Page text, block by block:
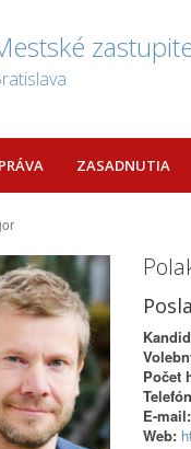
ZASADNUTIA
Počet
E-mail:
Web: